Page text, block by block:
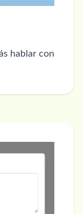
hablar con